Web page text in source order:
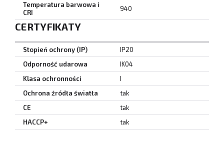
Temperatura barwowa i
CRI
940
CERTYFIKATY
Stopień ochrony (IP)
IP20
Odporność udarowa
IK04
Klasa ochronności
I
Ochrona źródła światła
tak
CE
tak
HACCP+
tak